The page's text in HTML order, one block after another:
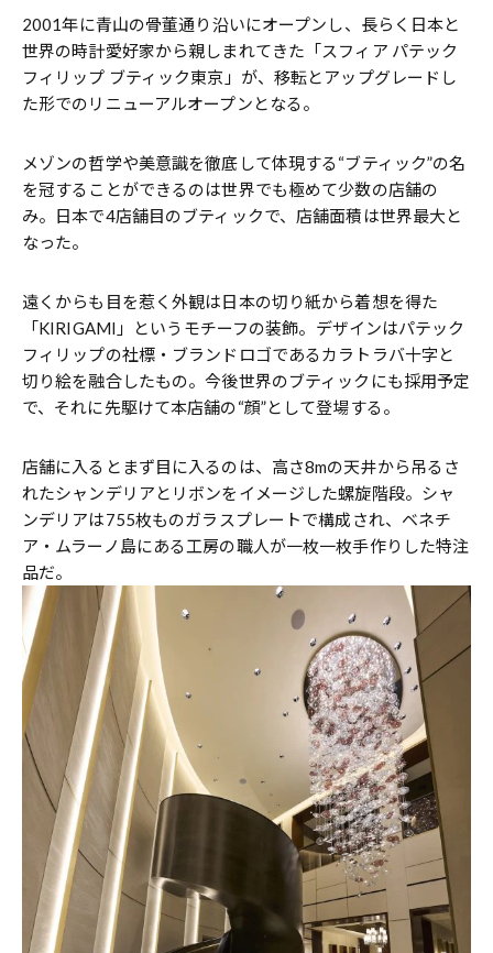
2001年に青山の骨董通り沿いにオープンし、長らく日本と
世界の時計愛好家から親しまれてきた「スフィア パテック
フィリップ ブティック東京」が、移転とアップグレードし
た形でのリニューアルオープンとなる。
メゾンの哲学や美意識を徹底して体現する“ブティック”の名
を冠することができるのは世界でも極めて少数の店舗の
み。日本で4店舗目のブティックで、店舗面積は世界最大と
なった。
遠くからも目を惹く外観は日本の切り紙から着想を得た
「KIRIGAMI」というモチーフの装飾。デザインはパテック
フィリップの社標・ブランドロゴであるカラトラバ十字と
切り絵を融合したもの。今後世界のブティックにも採用予定
で、それに先駆けて本店舗の“顔”として登場する。
店舗に入るとまず目に入るのは、高さ8mの天井から吊るさ
れたシャンデリアとリボンをイメージした螺旋階段。シャ
ンデリアは755枚ものガラスプレートで構成され、ベネチ
ア・ムラーノ島にある工房の職人が一枚一枚手作りした特注
品だ。